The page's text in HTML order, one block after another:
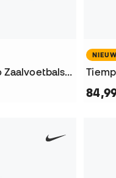
Tiempo Street Gato Niño Zaalvoetbalschoenen